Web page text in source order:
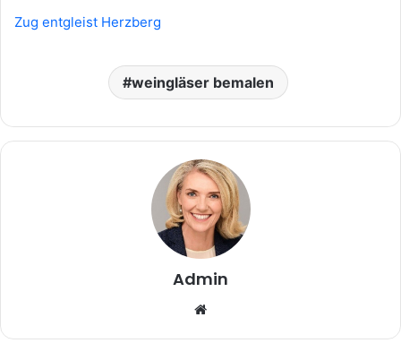
Zug entgleist Herzberg
weingläser bemalen
Admin